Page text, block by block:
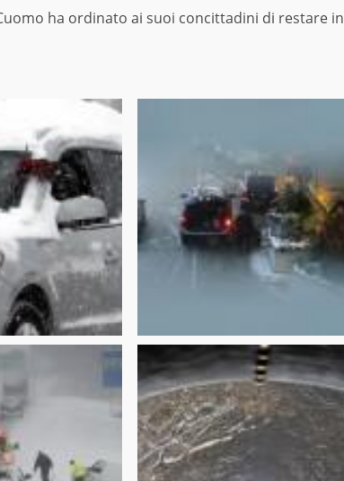
ha ordinato ai suoi concittadini di restare in